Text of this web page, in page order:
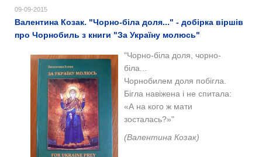
09-09-2015
Валентина Козак. "Чорно-біла доля..." - добірка віршів
про Чорнобиль з книги "За Україну молюсь"
"Чорно-біла доля, чорно-
біла...
Чорнобилем доля побігла.
Бігла навіжена і не спитала:
«А на кого ж мати
зосталась?»"
(Валентина Козак)